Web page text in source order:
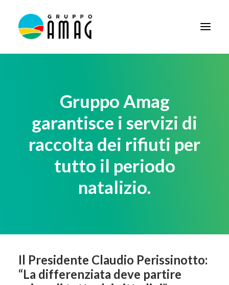
BANDI E AVVISI
SOCIETÀ TRASPARENTE
AREA CLIENTI
Gruppo Amag
garantisce i servizi di
raccolta dei rifiuti per
tutto il periodo
natalizio.
Il Presidente Claudio Perissinotto:
“La differenziata deve partire